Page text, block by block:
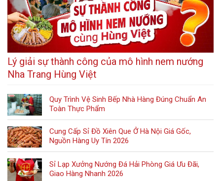
Lý giải sự thành công của mô hình nem nướng
Nha Trang Hùng Việt
Quy Trình Vệ Sinh Bếp Nhà Hàng Đúng Chuẩn An
Toàn Thực Phẩm
Cung Cấp Sỉ Đồ Xiên Que Ở Hà Nội Giá Gốc,
Nguồn Hàng Uy Tín 2026
Sỉ Lạp Xưởng Nướng Đá Hải Phòng Giá Ưu Đãi,
Giao Hàng Nhanh 2026